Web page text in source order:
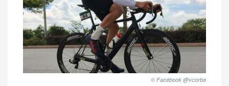
© Facebook @vcorbe